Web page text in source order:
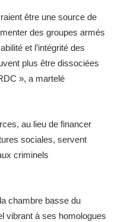
être une source de
des groupes armés
et l’intégrité des
plus être dissociées
», a martelé
au lieu de financer
sociales, servent
criminels
chambre basse du
vibrant à ses homologues